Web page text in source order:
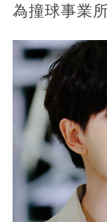
為撞球事業